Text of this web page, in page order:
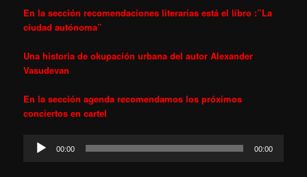
En la sección recomendaciones literarias está el libro :”La
ciudad autónoma”
Una historia de okupación urbana del autor Alexander
Vasudevan
En la sección agenda recomendamos los próximos
conciertos en cartel
Reproductor
d'àudio
00:00 00:00